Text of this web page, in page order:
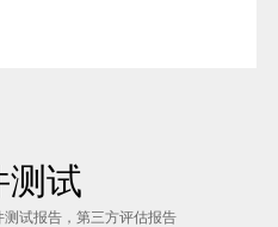
试
试报告，第三方评估报告